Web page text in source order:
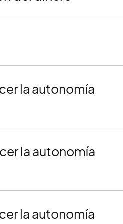
la autonomía
la autonomía
la autonomía